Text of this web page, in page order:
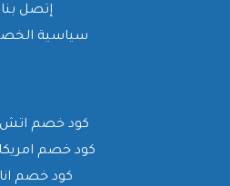
إتصل بنا
سياسية
كود خصم اتش
كود خصم
كود خصم